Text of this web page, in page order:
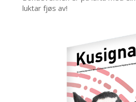
luktar fjøs av!